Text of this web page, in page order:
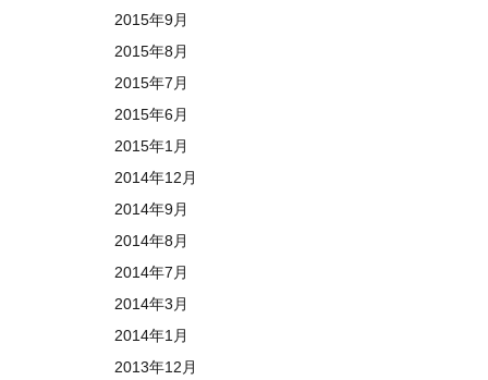
2015年9月
2015年8月
2015年7月
2015年6月
2015年1月
2014年12月
2014年9月
2014年8月
2014年7月
2014年3月
2014年1月
2013年12月